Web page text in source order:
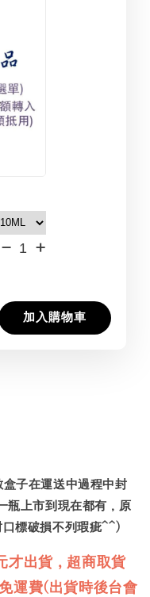
- +
加入購物車
子在運送中過程中封
瓶上市到現在都有，原
口標破損不列瑕疵^^)
才出貨，超商取貨
運費(出貨時後台會